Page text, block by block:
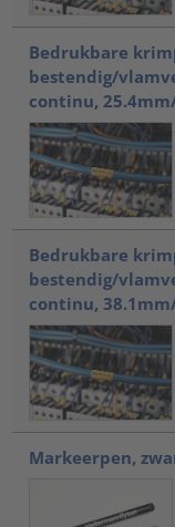
Bedrukbare
bestendig/
continu,
Bedrukbare
bestendig/
continu,
Markeerpen,